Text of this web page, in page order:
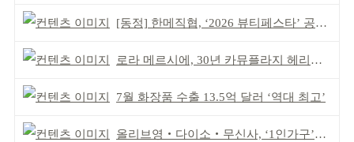
[동정] 한메직협, ‘2026 뷰티페스타’ 공동 주최
로라 메르시에, 30년 카뮤플라지 헤리티지 담아
7월 화장품 수출 13.5억 달러 ‘역대 최고’
올리브영‧다이소‧무신사, ‘1인가구’가 이끈다